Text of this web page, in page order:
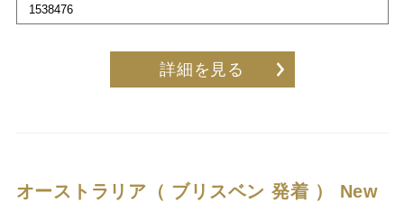
1538476
詳細を見る
オーストラリア（ ブリスベン 発着 ） New